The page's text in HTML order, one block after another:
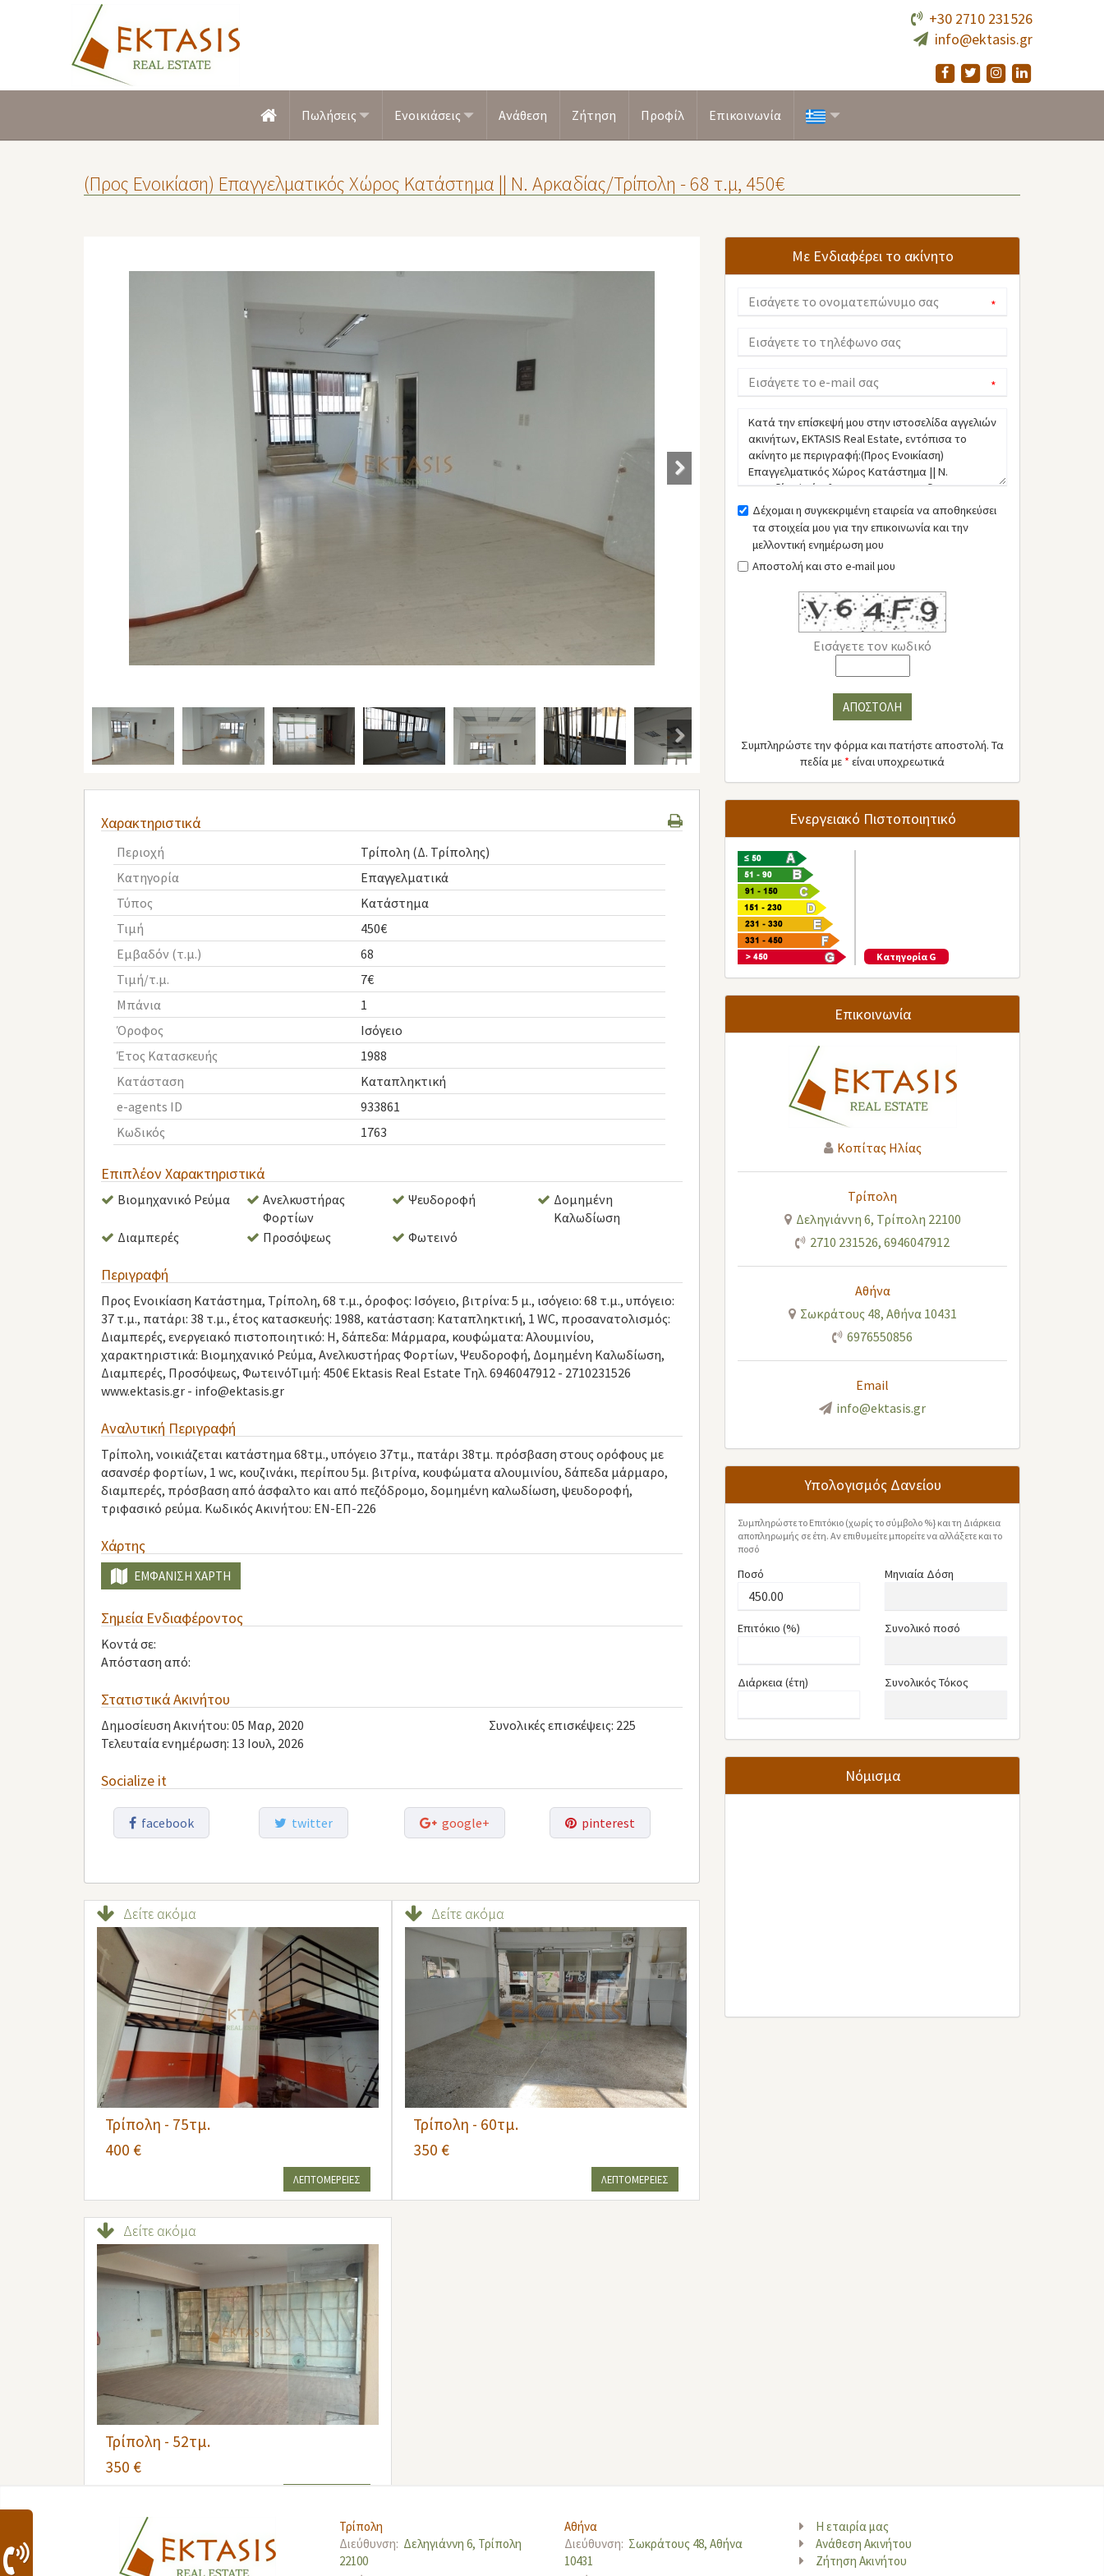
+30 2710 231526
info@ektasis.gr
Πωλήσεις Ενοικιάσεις Ανάθεση Ζήτηση Προφίλ Επικοινωνία
(Προς Ενοικίαση) Επαγγελματικός Χώρος Κατάστημα || Ν. Αρκαδίας/Τρίπολη - 68 τ.μ, 450€
Χαρακτηριστικά
Περιοχή
Τρίπολη (Δ. Τρίπολης)
Κατηγορία
Επαγγελματικά
Τύπος
Κατάστημα
Τιμή
450€
Εμβαδόν (τ.μ.)
68
Τιμή/τ.μ.
7€
Μπάνια
1
Όροφος
Ισόγειο
Έτος Κατασκευής
1988
Κατάσταση
Καταπληκτική
e-agents ID
933861
Κωδικός
1763
Επιπλέον Χαρακτηριστικά
Βιομηχανικό Ρεύμα
Ανελκυστήρας
Φορτίων
Ψευδοροφή
Δομημένη
Καλωδίωση
Διαμπερές
Προσόψεως Φωτεινό
Περιγραφή
Προς Ενοικίαση Κατάστημα, Τρίπολη, 68 τ.μ., όροφος: Ισόγειο, βιτρίνα: 5 μ., ισόγειο: 68 τ.μ., υπόγειο:
37 τ.μ., πατάρι: 38 τ.μ., έτος κατασκευής: 1988, κατάσταση: Καταπληκτική, 1 WC, προσανατολισμός:
Διαμπερές, ενεργειακό πιστοποιητικό: Η, δάπεδα: Μάρμαρα, κουφώματα: Αλουμινίου,
χαρακτηριστικά: Βιομηχανικό Ρεύμα, Ανελκυστήρας Φορτίων, Ψευδοροφή, Δομημένη Καλωδίωση,
Διαμπερές, Προσόψεως, ΦωτεινόΤιμή: 450€ Ektasis Real Estate Τηλ. 6946047912 - 2710231526
www.ektasis.gr - info@ektasis.gr
Αναλυτική Περιγραφή
Τρίπολη, νοικιάζεται κατάστημα 68τμ., υπόγειο 37τμ., πατάρι 38τμ. πρόσβαση στους ορόφους με
ασανσέρ φορτίων, 1 wc, κουζινάκι, περίπου 5μ. βιτρίνα, κουφώματα αλουμινίου, δάπεδα μάρμαρο,
διαμπερές, πρόσβαση από άσφαλτο και από πεζόδρομο, δομημένη καλωδίωση, ψευδοροφή,
τριφασικό ρεύμα. Κωδικός Ακινήτου: ΕΝ-ΕΠ-226
Χάρτης
ΕΜΦΆΝΙΣΗ ΧΆΡΤΗ
Σημεία Ενδιαφέροντος
Κοντά σε:
Απόσταση από:
Στατιστικά Ακινήτου
Δημοσίευση Ακινήτου: 05 Μαρ, 2020
Τελευταία ενημέρωση: 13 Ιουλ, 2026
Συνολικές επισκέψεις: 225
Socialize it
facebook twitter google+ pinterest
Δείτε ακόμα
Τρίπολη - 75τμ.
400 €
ΛΕΠΤΟΜΕΡΕΙΕΣ
Δείτε ακόμα
Τρίπολη - 60τμ.
350 €
ΛΕΠΤΟΜΕΡΕΙΕΣ
Δείτε ακόμα
Τρίπολη - 52τμ.
350 €
Με Ενδιαφέρει το ακίνητο
*
*
Δέχομαι η συγκεκριμένη εταιρεία να αποθηκεύσει
τα στοιχεία μου για την επικοινωνία και την
μελλοντική ενημέρωση μου
Αποστολή και στο e-mail μου
Εισάγετε τον κωδικό
ΑΠΟΣΤΟΛΗ
Συμπληρώστε την φόρμα και πατήστε αποστολή. Τα
πεδία με * είναι υποχρεωτικά
Ενεργειακό Πιστοποιητικό
Κατηγορία G
Επικοινωνία
Κοπίτας Ηλίας
Τρίπολη
Δεληγιάννη 6, Τρίπολη 22100
2710 231526, 6946047912
Αθήνα
Σωκράτους 48, Αθήνα 10431
6976550856
Email
info@ektasis.gr
Υπολογισμός Δανείου
Συμπληρώστε το Επιτόκιο (χωρίς το σύμβολο %} και τη Διάρκεια
αποπληρωμής σε έτη. Αν επιθυμείτε μπορείτε να αλλάξετε και το
ποσό
Ποσό
Επιτόκιο (%)
Διάρκεια (έτη)
Μηνιαία Δόση
Συνολικό ποσό
Συνολικός Τόκος
Νόμισμα
Τρίπολη
Διεύθυνση: Δεληγιάννη 6, Τρίπολη
22100
Αθήνα
Διεύθυνση: Σωκράτους 48, Αθήνα
10431
Η εταιρία μας
Ανάθεση Ακινήτου
Ζήτηση Ακινήτου